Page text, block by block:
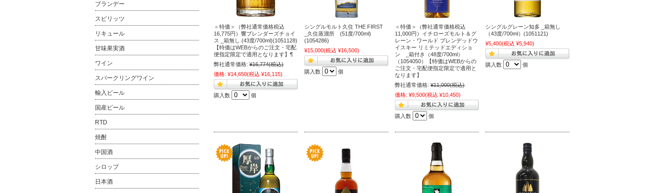
＜特価＞（弊社通常価格税込
16,775円）響ブレンダーズチョイ
ス _箱無し (43度/700ml)(1051128)
【特価はWEBからのご注文・宅配
便指定限定で適用となります】¶
弊社通常価格: ¥16,774(税込)
価格: ¥14,650(税込 ¥16,115)
購入数 個
シングルモルト久住 THE FIRST
_久住蒸溜所 (51度/700ml)
(1054286)
¥15,000(税込 ¥16,500)
購入数 個
＜特価＞（弊社通常価格税込
11,000円）イチローズモルト＆グ
レーン・ワールド ブレンデッドウ
イスキー リミテッドエディショ
ン _箱付き（48度/700ml）
（1054050）【特価はWEBからの
ご注文・宅配便指定限定で適用と
なります】
弊社通常価格: ¥11,000(税込)
価格: ¥9,500(税込 ¥10,450)
購入数 個
シングルグレーン知多 _箱無し
（43度/700ml）(1051121)
¥5,400(税込 ¥5,940)
購入数 個
ブランデー
スピリッツ
リキュール
甘味果実酒
ワイン
スパークリングワイン
輸入ビール
国産ビール
RTD
焼酎
中国酒
シロップ
日本酒